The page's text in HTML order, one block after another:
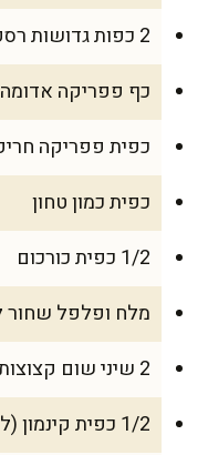
2 כפות גדושות רסק עגבניות
כף פפריקה
כפית פפריקה
כפית כמון טחון
1/2 כפית כורכום
מלח ופלפל שחור
2 שיני שום קצוצות דק
1/2 כפית קינמון (לתוספת ניחוח נוסטלגי ומתוק)